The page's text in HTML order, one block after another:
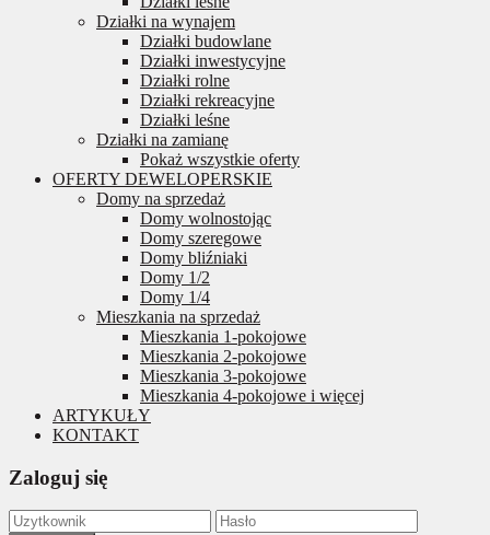
Działki na wynajem
Działki budowlane
Działki inwestycyjne
Działki rolne
Działki rekreacyjne
Działki leśne
Działki na zamianę
Pokaż wszystkie oferty
OFERTY DEWELOPERSKIE
Domy na sprzedaż
Domy wolnostojąc
Domy szeregowe
Domy bliźniaki
Domy 1/2
Domy 1/4
Mieszkania na sprzedaż
Mieszkania 1-pokojowe
Mieszkania 2-pokojowe
Mieszkania 3-pokojowe
Mieszkania 4-pokojowe i więcej
ARTYKUŁY
KONTAKT
Zaloguj się